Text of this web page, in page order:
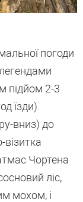
погоди
підйом 2-3
їзди).
вниз) до
Чортена
ліс,
мохом, і